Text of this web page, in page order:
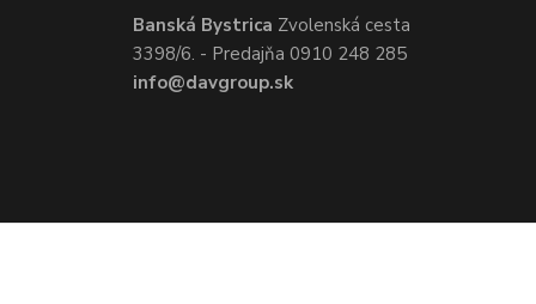
Banská Bystrica Zvolenská cesta
3398/6. - Predajňa 0910 248 285
info@davgroup.sk